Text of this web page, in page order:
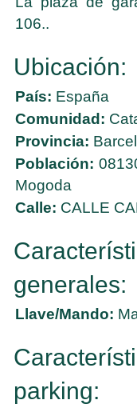
106..
Ubicación:
País: España
Comunidad:
Provincia:
Población:
Mogoda
Calle: CALLE
generales:
Llave/Mando:
parking: